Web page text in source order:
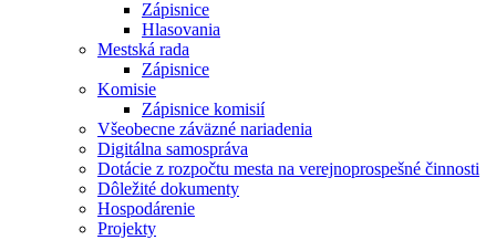
Zápisnice
Hlasovania
Mestská rada
Zápisnice
Komisie
Zápisnice komisií
Všeobecne záväzné nariadenia
Digitálna samospráva
Dotácie z rozpočtu mesta na verejnoprospešné činnosti
Dôležité dokumenty
Hospodárenie
Projekty